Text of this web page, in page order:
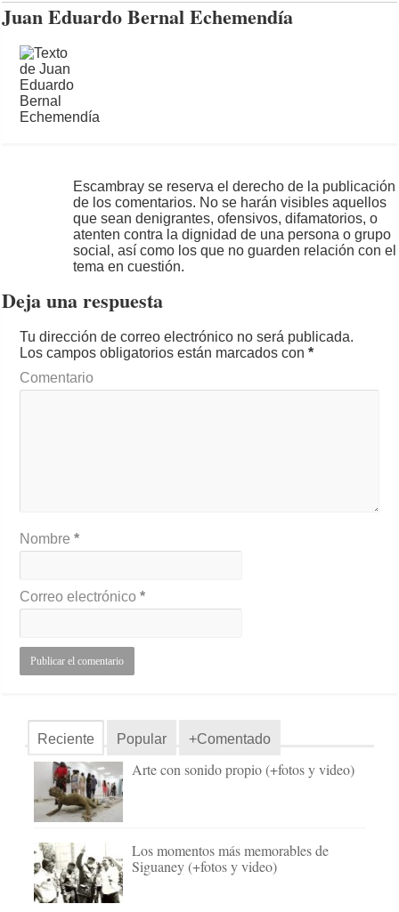
Juan Eduardo Bernal Echemendía
Escambray se reserva el derecho de la publicación
de los comentarios. No se harán visibles aquellos
que sean denigrantes, ofensivos, difamatorios, o
atenten contra la dignidad de una persona o grupo
social, así como los que no guarden relación con el
tema en cuestión.
Deja una respuesta
Tu dirección de correo electrónico no será publicada.
Los campos obligatorios están marcados con*
Comentario
Nombre*
Correo electrónico*
Reciente Popular +Comentado
Arte con sonido propio (+fotos y video)
Los momentos más memorables de
Siguaney (+fotos y video)